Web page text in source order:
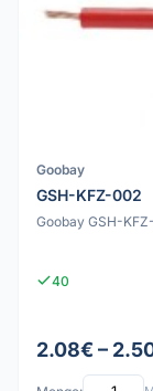
Goobay
GSH-KFZ-002
Goobay GSH-
40
2.08€ –